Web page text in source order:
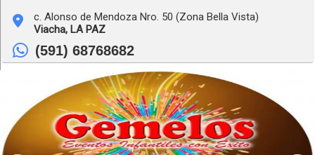
c. Alonso de Mendoza Nro. 50 (Zona Bella Vista)
Viacha, LA PAZ
(591) 68768682